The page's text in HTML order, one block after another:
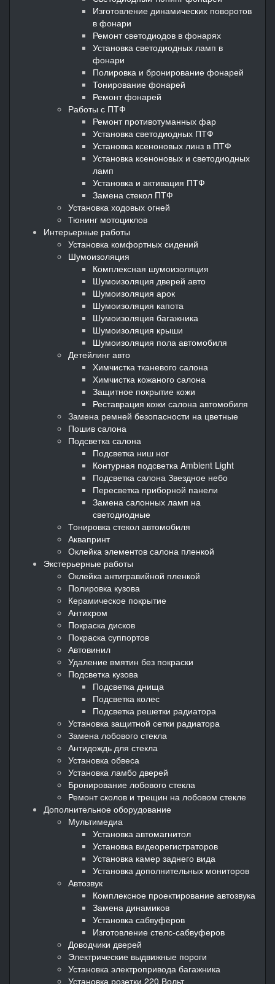
Изготовление динамических поворотов
в фонари
Ремонт светодиодов в фонарях
Установка светодиодных ламп в
фонари
Полировка и бронирование фонарей
Тонирование фонарей
Ремонт фонарей
Работы с ПТФ
Ремонт противотуманных фар
Установка светодиодных ПТФ
Установка ксеноновых линз в ПТФ
Установка ксеноновых и светодиодных
ламп
Установка и активация ПТФ
Замена стекол ПТФ
Установка ходовых огней
Тюнинг мотоциклов
Интерьерные работы
Установка комфортных сидений
Шумоизоляция
Комплексная шумоизоляция
Шумоизоляция дверей авто
Шумоизоляция арок
Шумоизоляция капота
Шумоизоляция багажника
Шумоизоляция крыши
Шумоизоляция пола автомобиля
Детейлинг авто
Химчистка тканевого салона
Химчистка кожаного салона
Защитное покрытие кожи
Реставрация кожи салона автомобиля
Замена ремней безопасности на цветные
Пошив салона
Подсветка салона
Подсветка ниш ног
Контурная подсветка Ambient Light
Подсветка салона Звездное небо
Пересветка приборной панели
Замена салонных ламп на
светодиодные
Тонировка стекол автомобиля
Аквапринт
Оклейка элементов салона пленкой
Экстерьерные работы
Оклейка антигравийной пленкой
Полировка кузова
Керамическое покрытие
Антихром
Покраска дисков
Покраска суппортов
Автовинил
Удаление вмятин без покраски
Подсветка кузова
Подсветка днища
Подсветка колес
Подсветка решетки радиатора
Установка защитной сетки радиатора
Замена лобового стекла
Антидождь для стекла
Установка обвеса
Установка ламбо дверей
Бронирование лобового стекла
Ремонт сколов и трещин на лобовом стекле
Дополнительное оборудование
Мультимедиа
Установка автомагнитол
Установка видеорегистраторов
Установка камер заднего вида
Установка дополнительных мониторов
Автозвук
Комплексное проектирование автозвука
Замена динамиков
Установка сабвуферов
Изготовление стелс-сабвуферов
Доводчики дверей
Электрические выдвижные пороги
Установка электропривода багажника
Установка розетки 220 Вольт